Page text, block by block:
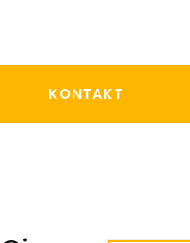
KONTAKT